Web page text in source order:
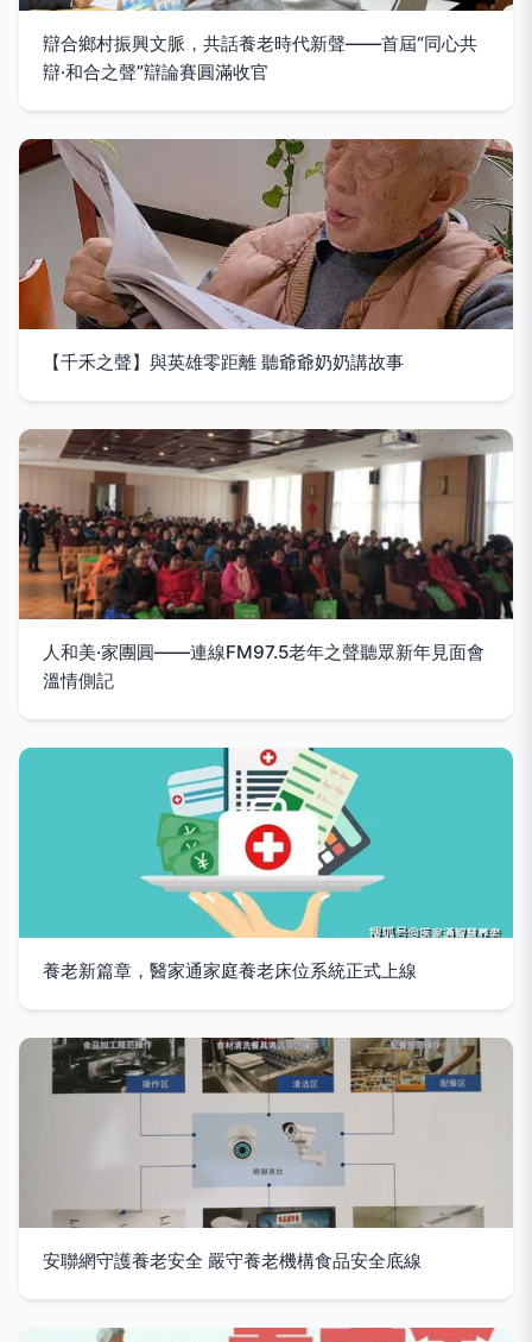
辯合鄉村振興文脈，共話養老時代新聲——首屆“同心共
辯·和合之聲”辯論賽圓滿收官
【千禾之聲】與英雄零距離 聽爺爺奶奶講故事
人和美·家團圓——連線FM97.5老年之聲聽眾新年見面會
溫情側記
養老新篇章，醫家通家庭養老床位系統正式上線
安聯網守護養老安全 嚴守養老機構食品安全底線